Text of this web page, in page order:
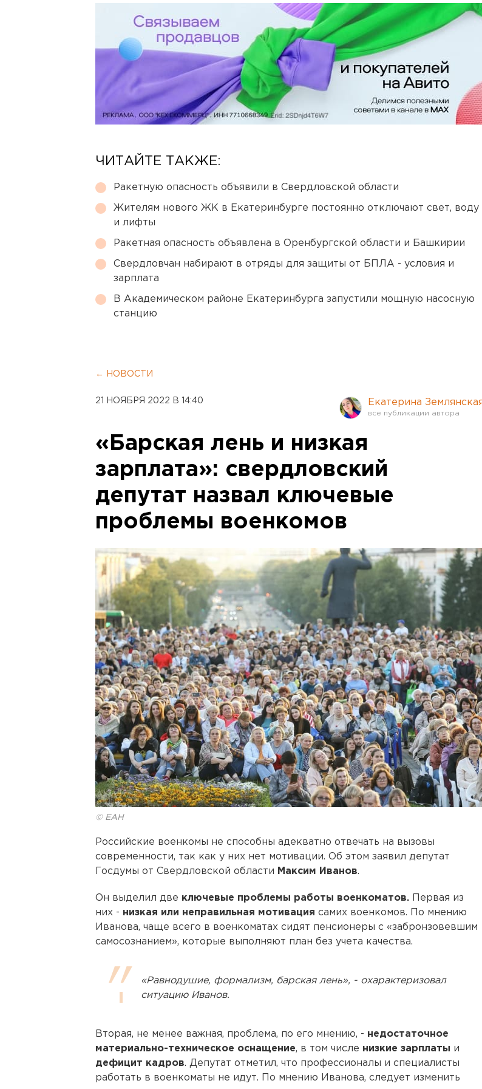
ЧИТАЙТЕ ТАКЖЕ:
Ракетную опасность объявили в Свердловской области
Жителям нового ЖК в Екатеринбурге постоянно отключают свет, воду
и лифты
Ракетная опасность объявлена в Оренбургской области и Башкирии
Свердловчан набирают в отряды для защиты от БПЛА - условия и
зарплата
В Академическом районе Екатеринбурга запустили мощную насосную
станцию
← НОВОСТИ
21 НОЯБРЯ 2022 В 14:40 Екатерина
«Барская лень и низкая
зарплата»: свердловский
депутат назвал ключевые
проблемы военкомов
© ЕАН
Российские военкомы не способны адекватно отвечать на вызовы
современности, так как у них нет мотивации. Об этом заявил депутат
Госдумы от Свердловской области Максим Иванов.
Он выделил две ключевые проблемы работы военкоматов.
Первая из
них - низкая или неправильная мотивация самих военкомов. По мнению
Иванова, чаще всего в военкоматах сидят пенсионеры с «забронзовевшим
самосознанием», которые выполняют план без учета качества.
«Равнодушие, формализм, барская лень», - охарактеризовал
ситуацию Иванов.
Вторая, не менее важная, проблема, по его мнению, - недостаточное
материально-техническое оснащение, в том числе низкие зарплаты и
дефицит кадров. Депутат отметил, что профессионалы и специалисты
работать в военкоматы не идут. По мнению Иванова, следует изменить